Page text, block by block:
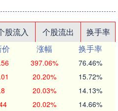
股流入 个股流出
换手率
涨幅
换手率
397.06% 76.46%
20.20% 15.72%
20.03% 14.13%
20.02% 14.66%